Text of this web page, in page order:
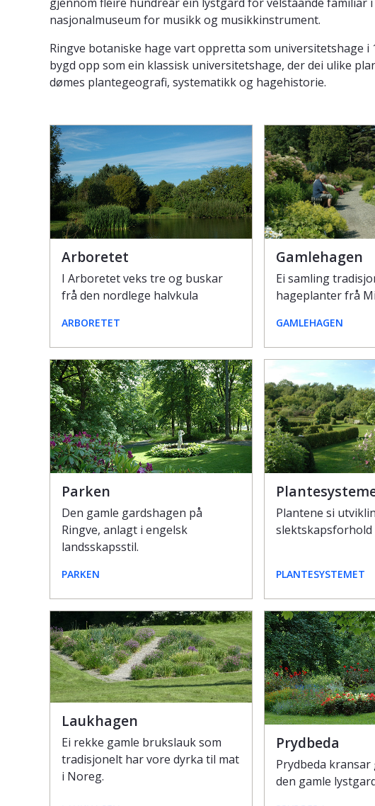
nasjonalmuseum for musikk og musikkinstrument.
Ringve botaniske hage vart oppretta som universitetshage
bygd opp som ein klassisk universitetshage, der dei ulike
dømes plantegeografi, systematikk og hagehistorie.
Arboretet
I Arboretet veks tre og buskar
frå den nordlege halvkula
ARBORETET
Gamlehagen
Ei samling
hageplanter frå
GAMLEHAGEN
Parken
Den gamle gardshagen på
Ringve, anlagt i engelsk
landsskapsstil.
PARKEN
Plantene si
slektskapsforhold
PLANTESYSTEMET
Laukhagen
Ei rekke gamle brukslauk som
tradisjonelt har vore dyrka til mat
i Noreg.
Prydbeda
Prydbeda kransar
den gamle